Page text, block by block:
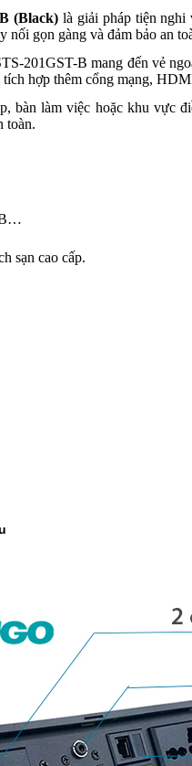
(Black)là giải pháp tiện nghi
nối gọn gàng và đảm bảo an
201GST-B mang đến vẻ
hợp thêm cổng mạng,
bàn làm việc hoặc khu vực
toàn.
sạn cao cấp.